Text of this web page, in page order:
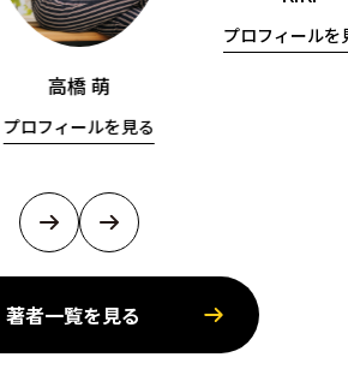
高橋 萌
プロフィールを見る
プロフィールを
著者一覧を見る